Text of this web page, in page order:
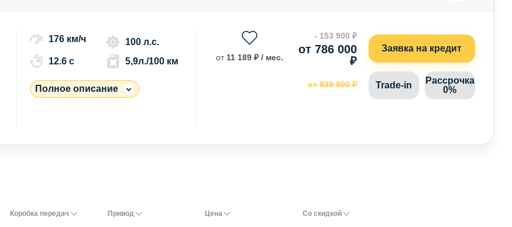
176 км/ч
100 л.с.
12.6 c
5,9л./100 км
Полное описание
от 11 189 ₽ / мес.
- 153 900 ₽
от 786 000
₽
от 939 900 ₽
Заявка на кредит
Trade-in
Рассрочка
0%
Коробка передач Привод Цена Со скидкой